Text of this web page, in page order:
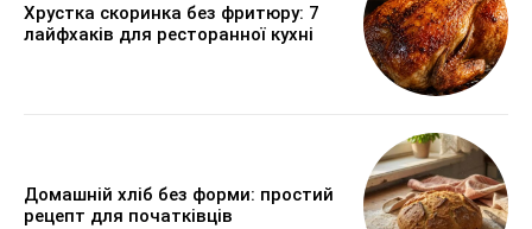
Хрустка скоринка без фритюру: 7
лайфхаків для ресторанної кухні
Домашній хліб без форми: простий
рецепт для початківців